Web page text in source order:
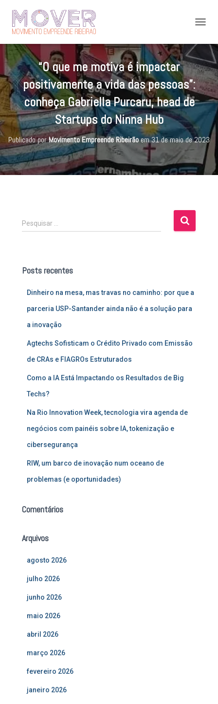
E
R
N
A
R
N
A
G
Ç
“O que me motiva é impactar
positivamente a vida das pessoas”:
conheça Gabriella Purcaru, head de
Startups do Ninna Hub
Publicado porMovimento Empreende Ribeirãoem31 de maio de 2023
P
e
i
Pesquisar …
Posts recentes
Dinheiro na mesa, mas travas no caminho: por que a
parceria USP-Santander ainda não é a solução para
a inovação
Agtechs Sofisticam o Crédito Privado com Emissão
de CRAs e FIAGROs Estruturados
Como a IA Está Impactando os Resultados de Big
Techs?
Na Rio Innovation Week, tecnologia vira agenda de
negócios com painéis sobre IA, tokenização e
cibersegurança
RIW, um barco de inovação num oceano de
problemas (e oportunidades)
Comentários
Arquivos
agosto 2026
julho 2026
junho 2026
maio 2026
abril 2026
março 2026
fevereiro 2026
janeiro 2026